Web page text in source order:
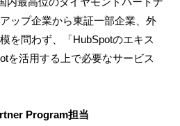
ップ企業から東証一部企業、外
を問わず、「HubSpotのエキス
を活用する上で必要なサービス
Program担当